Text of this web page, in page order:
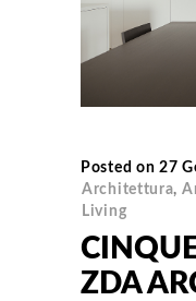
Posted on 27
Architettura,
Living
ZDA